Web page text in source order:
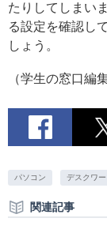
たりしてしまい
る設定を確認し
しょう。
（学生の窓口編
パソコン デスクワー
関連記事